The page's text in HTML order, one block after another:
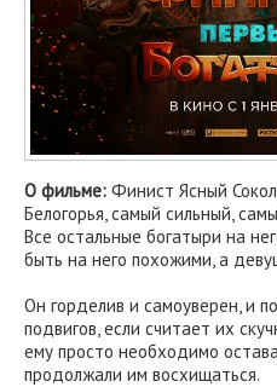
О фильме: Финист Ясный
Белогорья, самый сильный,
Все остальные богатыри на
быть на него похожими, а
Он горделив и самоуверен, и
подвигов, если считает их
ему просто необходимо
продолжали им восхищаться.